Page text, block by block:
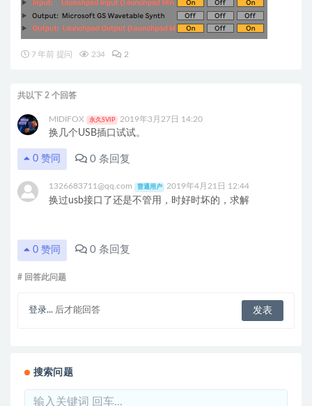
7 年前 提问 234 2
共以下 2 个回答
MIDIFOX 永久SVIP 2019年3月27日 14:20
换几个USB插口试试。
0 赞同 0 条回复
1326683711@qq.com 普通用户 2019年4月21日 12:44
换过usb接口了还是不管用，时好时坏的，求解
0 赞同 0 条回复
# 回答此问题
登录... 后才能回答
搜索问题